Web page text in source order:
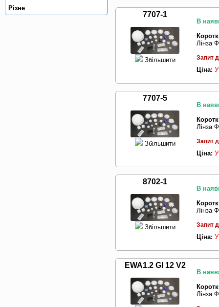
Рiзне
7707-1
Збільшити
В
Лінза
Запит
Ціна:
7707-5
Збільшити
В
Лінза
Запит
Ціна:
8702-1
Збільшити
В
Лінза
Запит
Ціна:
EWA1.2 GI 12 V2
В
Лінза